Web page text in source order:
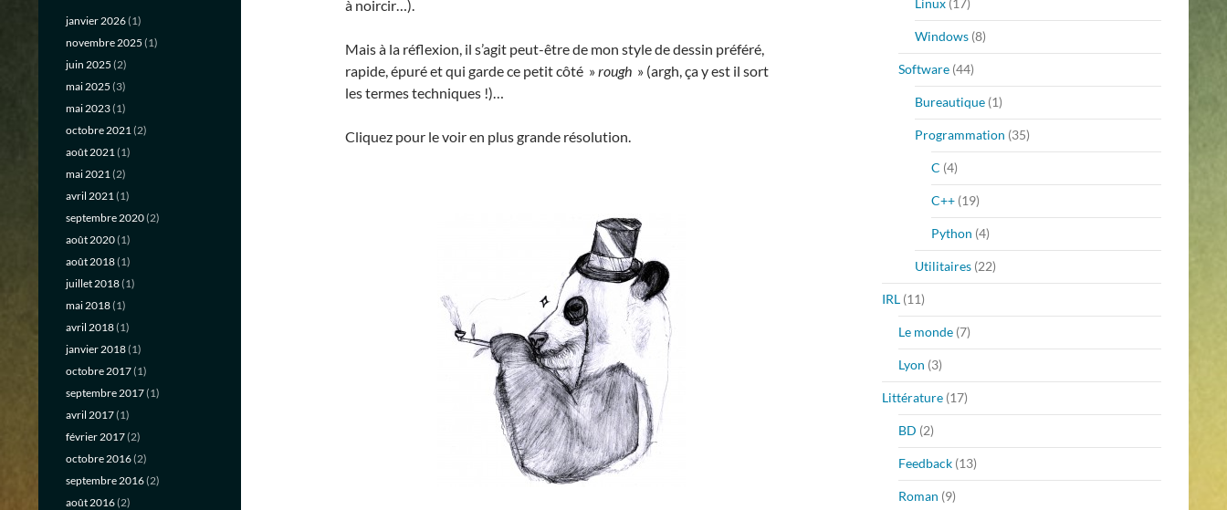
à noircir…).
Mais à la réflexion, il s’agit peut-être de mon style de dessin préféré,
rapide, épuré et qui garde ce petit côté »rough » (argh, ça y est il sort
les termes techniques !)…
Cliquez pour le voir en plus grande résolution.
Linux (17)
Windows (8)
Software (44)
Bureautique (1)
Programmation (35)
C (4)
C++ (19)
Python (4)
Utilitaires (22)
IRL (11)
Le monde (7)
Lyon (3)
Littérature (17)
BD (2)
Feedback (13)
Roman (9)
janvier 2026(1)
novembre 2025 (1)
juin 2025 (2)
mai 2025 (3)
mai 2023(1)
octobre 2021(2)
août 2021(1)
mai 2021(2)
avril 2021(1)
septembre 2020(2)
août 2020(1)
août 2018(1)
juillet 2018(1)
mai 2018(1)
avril 2018(1)
janvier 2018(1)
octobre 2017(1)
septembre 2017(1)
avril 2017(1)
février 2017(2)
octobre 2016(2)
septembre 2016(2)
août 2016(2)